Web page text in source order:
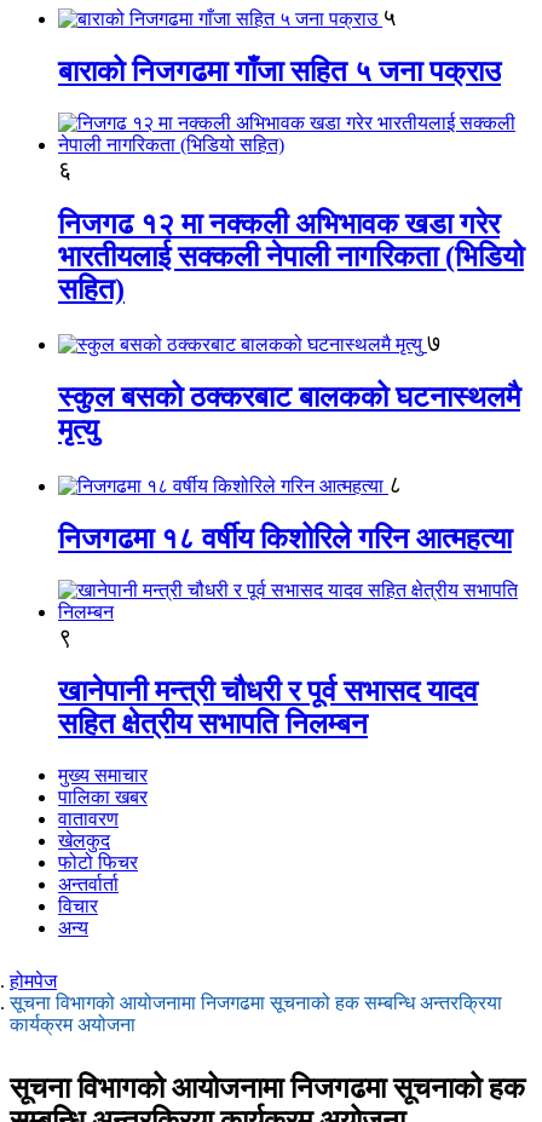
५
बाराको निजगढमा गाँजा सहित ५ जना पक्राउ
६
निजगढ १२ मा नक्कली अभिभावक खडा गरेर
भारतीयलाई सक्कली नेपाली नागरिकता (भिडियो
सहित)
७
स्कुल बसको ठक्करबाट बालकको घटनास्थलमै
मृत्यु
८
निजगढमा १८ वर्षीय किशोरिले गरिन आत्महत्या
९
खानेपानी मन्त्री चौधरी र पूर्व सभासद यादव
सहित क्षेत्रीय सभापति निलम्बन
मुख्य समाचार
पालिका खबर
वातावरण
खेलकुद
फोटो फिचर
अन्तर्वार्ता
विचार
अन्य
होमपेज
सूचना विभागको आयोजनामा निजगढमा सूचनाको हक सम्बन्धि अन्तरक्रिया
कार्यक्रम अयोजना
सूचना विभागको आयोजनामा निजगढमा सूचनाको हक